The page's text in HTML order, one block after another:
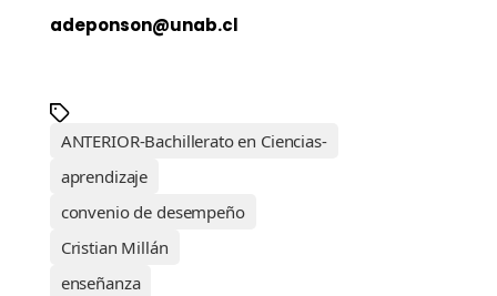
adeponson@unab.cl
ANTERIOR-Bachillerato en Ciencias-
aprendizaje
convenio de desempeño
Cristian Millán
enseñanza